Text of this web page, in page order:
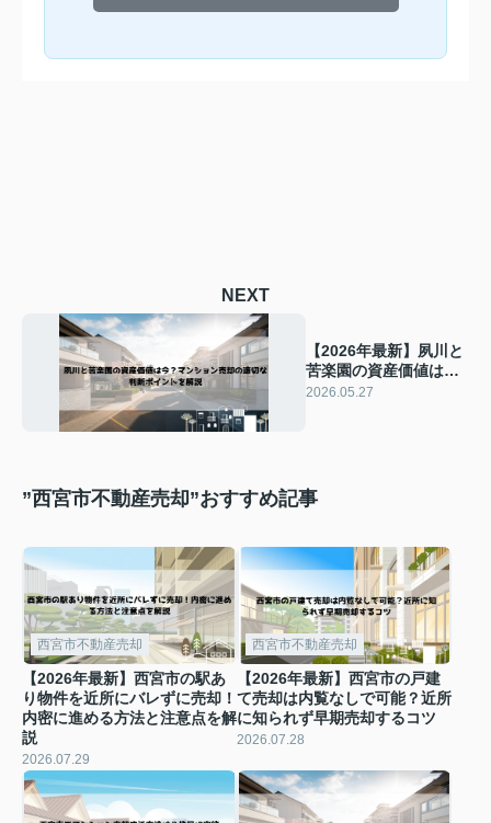
NEXT
【2026年最新】夙川と
苦楽園の資産価値は
今？マンション売却の
2026.05.27
”西宮市不動産売却”おすすめ記事
西宮市不動産売却
【2026年最新】西宮市の駅あ
り物件を近所にバレずに売却！
内密に進める方法と注意点を解
説
2026.07.29
西宮市不動産売却
【2026年最新】西宮市の戸建
て売却は内覧なしで可能？近所
に知られず早期売却するコツ
2026.07.28